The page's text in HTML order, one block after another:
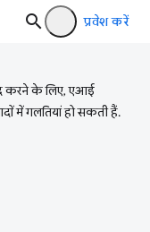
प्रवेश करें
करने के लिए, एआई
में गलतियां हो सकती हैं.